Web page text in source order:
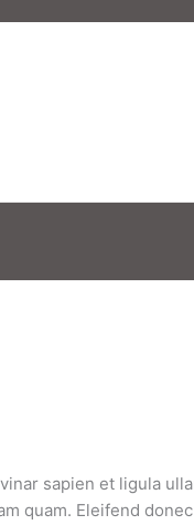
sapien et ligula
quam. Eleifend